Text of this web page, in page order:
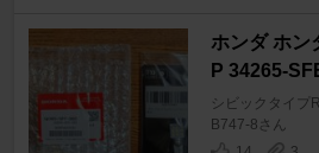
ホンダ ホン
P 34265-
シビックタイプR
B747-8さん